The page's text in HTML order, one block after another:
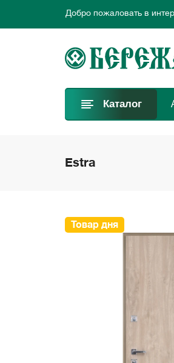
Добро пожаловать в
Предлагаем новые
Добро пожаловать в
Предлагаем новые
Каталог
Estra
Товар дня